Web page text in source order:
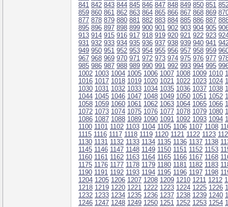
841 842 843 844 845 846 847 848 849 850 851
859 860 861 862 863 864 865 866 867 868 869
877 878 879 880 881 882 883 884 885 886 887
895 896 897 898 899 900 901 902 903 904 905
913 914 915 916 917 918 919 920 921 922 923
931 932 933 934 935 936 937 938 939 940 941
949 950 951 952 953 954 955 956 957 958 959
967 968 969 970 971 972 973 974 975 976 977
985 986 987 988 989 990 991 992 993 994 995
1002 1003 1004 1005 1006 1007 1008 1009 1010
1016 1017 1018 1019 1020 1021 1022 1023 1024
1030 1031 1032 1033 1034 1035 1036 1037 1038
1044 1045 1046 1047 1048 1049 1050 1051 1052
1058 1059 1060 1061 1062 1063 1064 1065 1066
1072 1073 1074 1075 1076 1077 1078 1079 1080
1086 1087 1088 1089 1090 1091 1092 1093 1094
1100 1101 1102 1103 1104 1105 1106 1107 1108
1115 1116 1117 1118 1119 1120 1121 1122 1123
1130 1131 1132 1133 1134 1135 1136 1137 1138
1145 1146 1147 1148 1149 1150 1151 1152 1153
1160 1161 1162 1163 1164 1165 1166 1167 1168
1175 1176 1177 1178 1179 1180 1181 1182 1183
1190 1191 1192 1193 1194 1195 1196 1197 1198
1204 1205 1206 1207 1208 1209 1210 1211 1212
1218 1219 1220 1221 1222 1223 1224 1225 1226
1232 1233 1234 1235 1236 1237 1238 1239 1240
1246 1247 1248 1249 1250 1251 1252 1253 1254